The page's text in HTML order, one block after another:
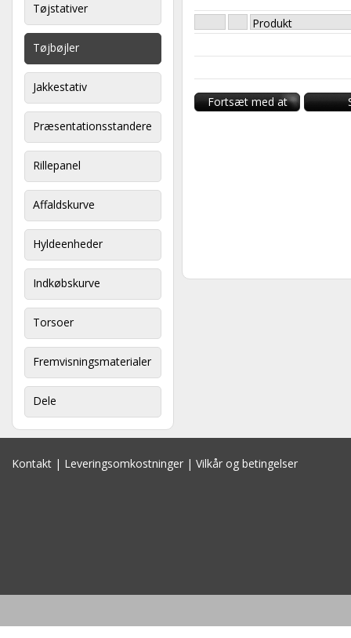
Tøjstativer
Tøjbøjler
Jakkestativ
Præsentationsstandere
Rillepanel
Affaldskurve
Hyldeenheder
Indkøbskurve
Torsoer
Fremvisningsmaterialer
Dele
Produkt
Fortsæt med at
handle
Kontakt | Leveringsomkostninger | Vilkår og betingelser